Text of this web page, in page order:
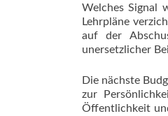
Welches Signal
Lehrpläne
auf der
unersetzlicher
Die nächste
zur
Öffentlichkeit